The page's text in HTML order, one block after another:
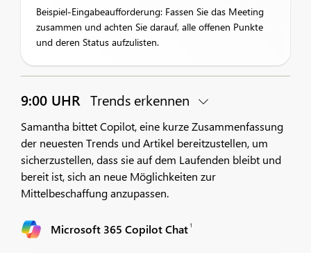
Beispiel-Eingabeaufforderung: Fassen Sie das Meeting
zusammen und achten Sie darauf, alle offenen Punkte
und deren Status aufzulisten.
9:00 UHR Trends erkennen
Samantha bittet Copilot, eine kurze Zusammenfassung
der neuesten Trends und Artikel bereitzustellen, um
sicherzustellen, dass sie auf dem Laufenden bleibt und
bereit ist, sich an neue Möglichkeiten zur
Mittelbeschaffung anzupassen.
Microsoft 365 Copilot Chat 1